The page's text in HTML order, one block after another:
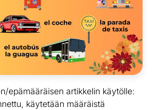
epämääräisen artikkelin käytölle:
käytetään määräistä